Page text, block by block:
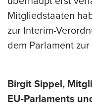
Mitgliedstaaten
zur Interim-
dem Parlament
Birgit Sippel,
EU-Parlaments